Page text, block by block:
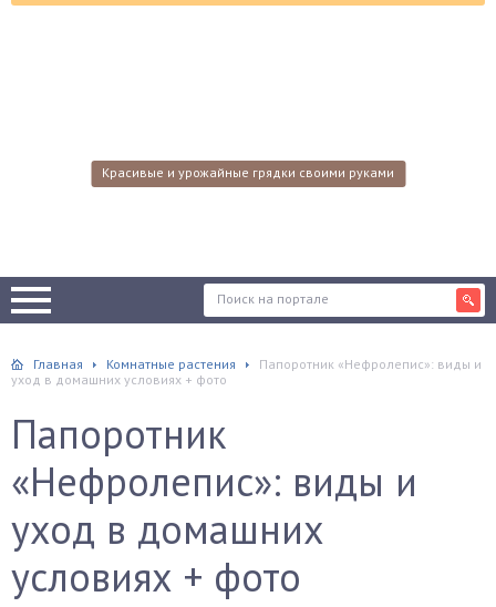
Красивые и урожайные грядки своими руками
Главная Комнатные растения
Папоротник «Нефролепис»: виды и
уход в домашних условиях + фото
Папоротник
«Нефролепис»: виды и
уход в домашних
условиях + фото